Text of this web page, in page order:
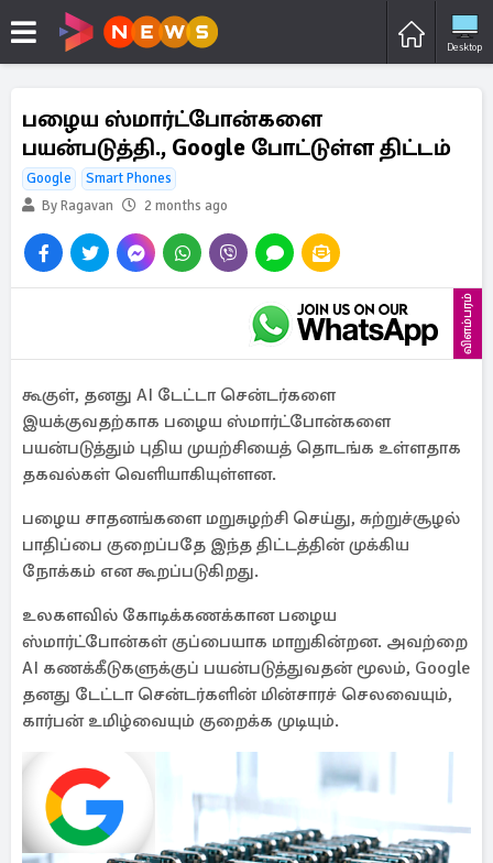
Desktop
பழைய ஸ்மார்ட்போன்களை
பயன்படுத்தி., Google போட்டுள்ள திட்டம்
Google
Smart Phones
By Ragavan
2 months ago
விளம்பரம்
கூகுள், தனது AI டேட்டா சென்டர்களை
இயக்குவதற்காக பழைய ஸ்மார்ட்போன்களை
பயன்படுத்தும் புதிய முயற்சியைத் தொடங்க உள்ளதாக
தகவல்கள் வெளியாகியுள்ளன.
பழைய சாதனங்களை மறுசுழற்சி செய்து, சுற்றுச்சூழல்
பாதிப்பை குறைப்பதே இந்த திட்டத்தின் முக்கிய
நோக்கம் என கூறப்படுகிறது.
உலகளவில் கோடிக்கணக்கான பழைய
ஸ்மார்ட்போன்கள் குப்பையாக மாறுகின்றன. அவற்றை
AI கணக்கீடுகளுக்குப் பயன்படுத்துவதன் மூலம், Google
தனது டேட்டா சென்டர்களின் மின்சாரச் செலவையும்,
கார்பன் உமிழ்வையும் குறைக்க முடியும்.